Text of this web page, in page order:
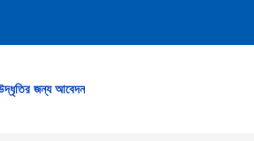
জন্য আবেদন